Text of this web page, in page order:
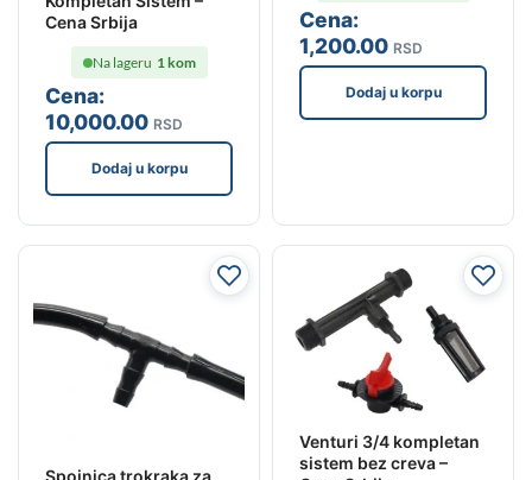
Cena Srbija
Cena:
10,000.00 RSD
Na lageru 1 kom
Dodaj u korpu
Cena:
1,200.00 RSD
Dodaj u korpu
Spojnica trokraka za
Venturi 3/4 kompletan
sistem bez creva –